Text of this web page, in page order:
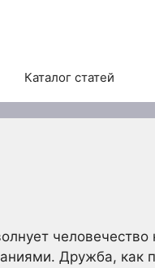
Каталог статей
человечество
Дружба, как